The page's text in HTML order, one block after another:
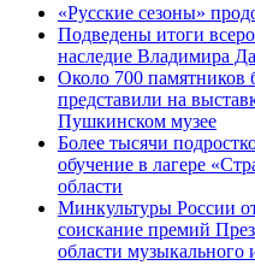
«Русские сезоны»
Подведены итоги
наследие Владимира
Около 700 памятников
представили на
Пушкинском музее
Более тысячи
обучение в лагере
области
Минкультуры России
соискание премий
области музыкального